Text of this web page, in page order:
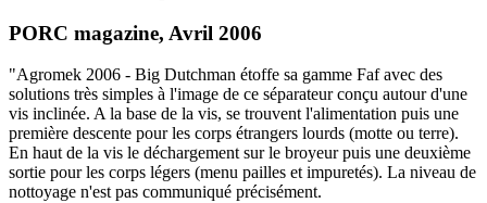
PORC magazine, Avril 2006
"Agromek 2006 - Big Dutchman étoffe sa gamme Faf avec des
solutions très simples à l'image de ce séparateur conçu autour d'une
vis inclinée. A la base de la vis, se trouvent l'alimentation puis une
première descente pour les corps étrangers lourds (motte ou terre).
En haut de la vis le déchargement sur le broyeur puis une deuxième
sortie pour les corps légers (menu pailles et impuretés). La niveau de
nottoyage n'est pas communiqué précisément.